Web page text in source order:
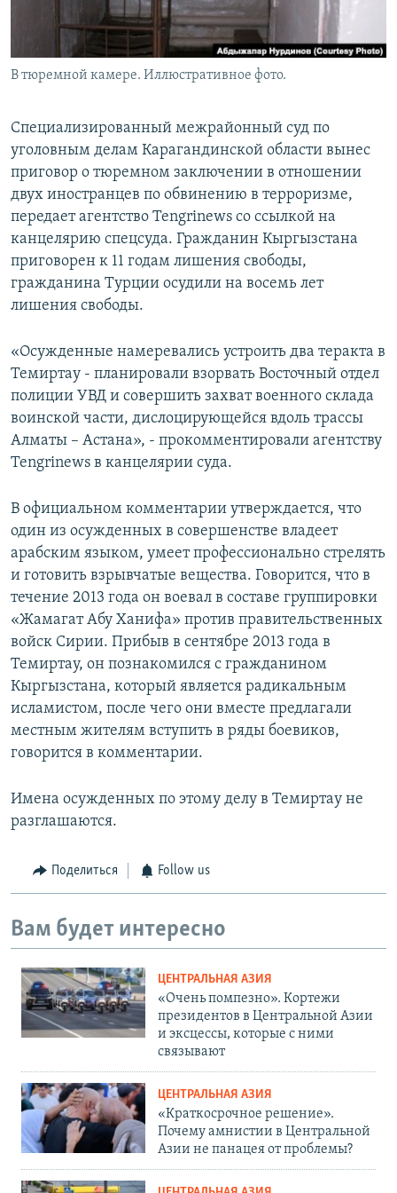
В тюремной камере. Иллюстративное фото.
Специализированный межрайонный суд по
уголовным делам Карагандинской области вынес
приговор о тюремном заключении в отношении
двух иностранцев по обвинению в терроризме,
передает агентство Tengrinews со ссылкой на
канцелярию спецсуда. Гражданин Кыргызстана
приговорен к 11 годам лишения свободы,
гражданина Турции осудили на восемь лет
лишения свободы.
«Осужденные намеревались устроить два теракта в
Темиртау - планировали взорвать Восточный отдел
полиции УВД и совершить захват военного склада
воинской части, дислоцирующейся вдоль трассы
Алматы – Астана», - прокомментировали агентству
Tengrinews в канцелярии суда.
В официальном комментарии утверждается, что
один из осужденных в совершенстве владеет
арабским языком, умеет профессионально стрелять
и готовить взрывчатые вещества. Говорится, что в
течение 2013 года он воевал в составе группировки
«Жамагат Абу Ханифа» против правительственных
войск Сирии. Прибыв в сентябре 2013 года в
Темиртау, он познакомился с гражданином
Кыргызстана, который является радикальным
исламистом, после чего они вместе предлагали
местным жителям вступить в ряды боевиков,
говорится в комментарии.
Имена осужденных по этому делу в Темиртау не
разглашаются.
Поделиться Follow us
Вам будет интересно
ЦЕНТРАЛЬНАЯ АЗИЯ
«Очень помпезно». Кортежи
президентов в Центральной Азии
и эксцессы, которые с ними
связывают
ЦЕНТРАЛЬНАЯ АЗИЯ
«Краткосрочное решение».
Почему амнистии в Центральной
Азии не панацея от проблемы?